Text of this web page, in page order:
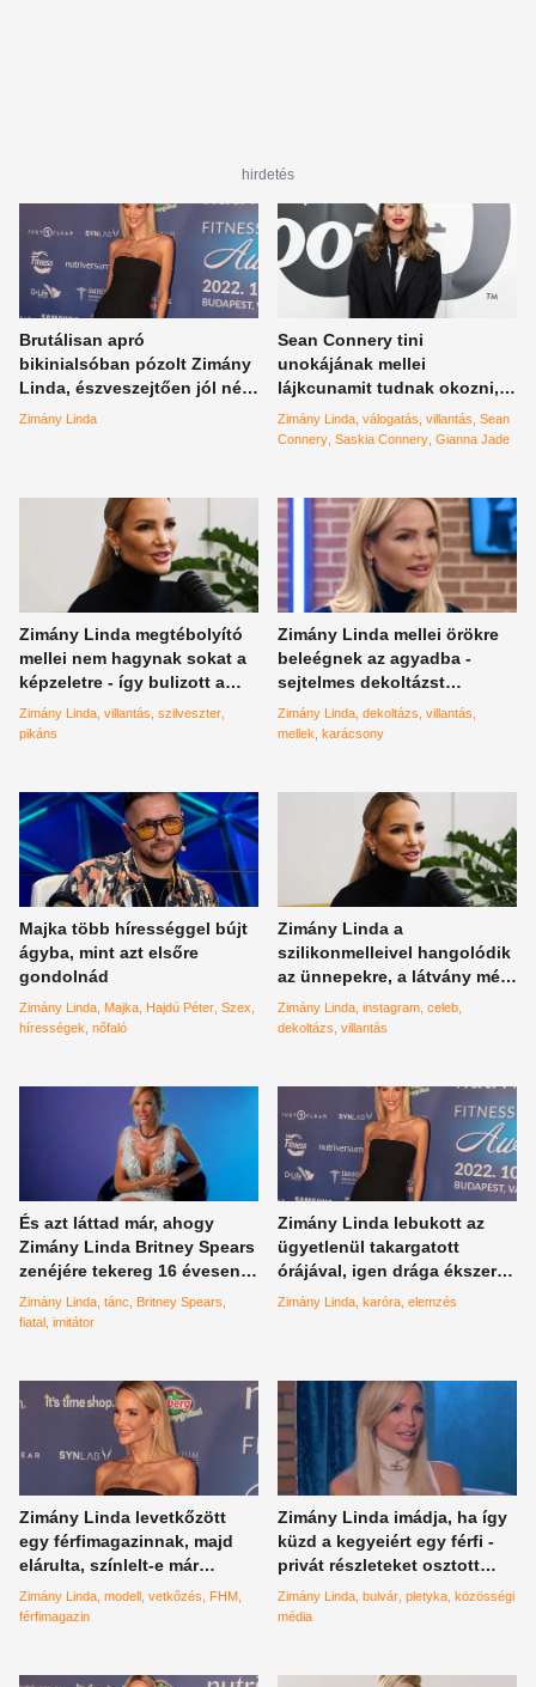
hirdetés
Brutálisan apró
bikinialsóban pózolt Zimány
Linda, észveszejtően jól néz
ki a csodatestű híresség
Zimány Linda
Sean Connery tini
unokájának mellei
lájkcunamit tudnak okozni,
ahogy Zimány Linda
villantásai is – válogatás
Zimány Linda válogatás villantás Sean
Connery Saskia Connery Gianna Jade
Zimány Linda megtébolyító
mellei nem hagynak sokat a
képzeletre - így bulizott a
magyar botrányhősnő
Zimány Linda villantás szilveszter
pikáns
Zimány Linda mellei örökre
beleégnek az agyadba -
sejtelmes dekoltázst
dörrentett a botrányhősnő
Zimány Linda dekoltázs villantás
mellek karácsony
Majka több hírességgel bújt
ágyba, mint azt elsőre
gondolnád
Zimány Linda Majka Hajdú Péter Szex
hírességek nőfaló
Zimány Linda a
szilikonmelleivel hangolódik
az ünnepekre, a látvány még
a jeges szélvédőt is
leolvasztja
Zimány Linda instagram celeb
dekoltázs villantás
És azt láttad már, ahogy
Zimány Linda Britney Spears
zenéjére tekereg 16 évesen?
Nem? Itt a videó!
Zimány Linda tánc
Britney Spears
fiatal imitátor
Zimány Linda lebukott az
ügyetlenül takargatott
órájával, igen drága ékszere
van
Zimány Linda karóra elemzés
Zimány Linda levetkőzött
egy férfimagazinnak, majd
elárulta, színlelt-e már
orgazmust
Zimány Linda modell vetkőzés
FHM
férfimagazin
Zimány Linda imádja, ha így
küzd a kegyeiért egy férfi -
privát részleteket osztott
meg a modell
Zimány Linda bulvár pletyka közösségi
média